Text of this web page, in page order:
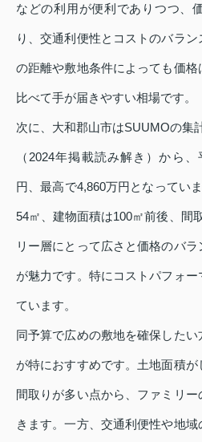
などの利用が便利でありつつ、
り、交通利便性とコストのバラ
の距離や敷地条件によっても価
比べて手が届きやすい相場です。
次に、大和郡山市はSUUMOの集
（2024年掲載読み解き）から
円、最高で4,860万円となってい
54㎡、建物面積は100㎡前後、間
リー層にとって広さと価格のバ
が魅力です。特にコストパフォ
ています。
同予算で広めの敷地を確保した
が特におすすめです。土地面積
間取りが多い点から、ファミリ
きます。一方、交通利便性や地域